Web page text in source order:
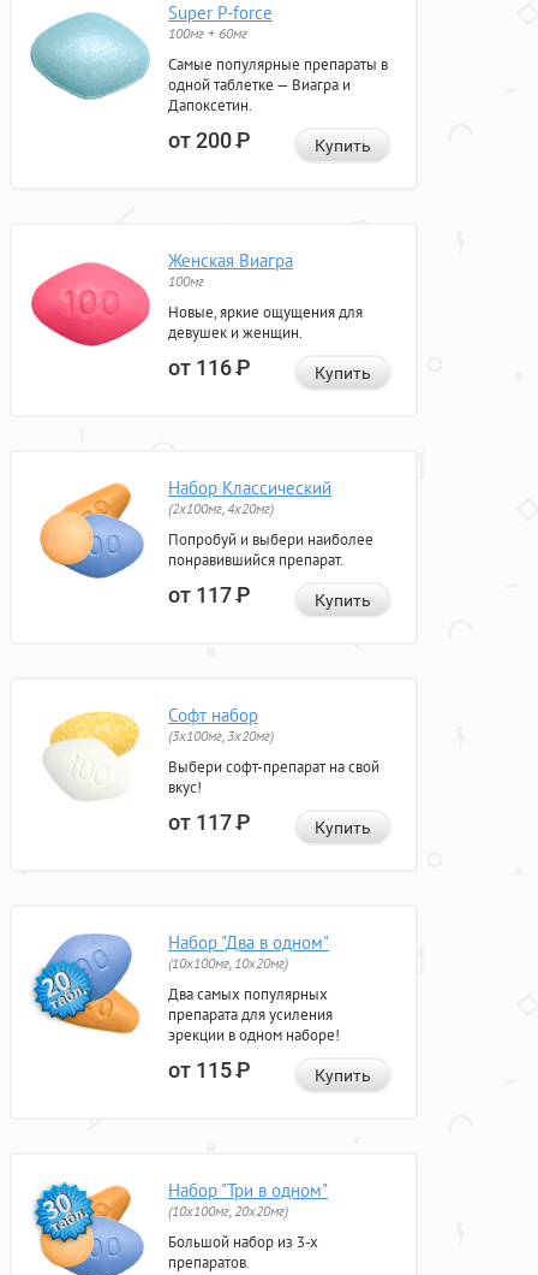
Super P-force
100мг + 60мг
Самые популярные препараты в
одной таблетке — Виагра и
Дапоксетин.
от 200Р Купить
Женская Виагра
100мг
Новые, яркие ощущения для
девушек и женщин.
от 116Р Купить
Набор Классический
(2x100мг, 4x20мг)
Попробуй и выбери наиболее
понравившийся препарат.
от 117Р Купить
Софт набор
(3x100мг, 3x20мг)
Выбери софт-препарат на свой
вкус!
от 117Р Купить
Набор "Два в одном"
(10x100мг, 10x20мг)
Два самых популярных
препарата для усиления
эрекции в одном наборе!
от 115Р Купить
Набор "Три в одном"
(10x100мг, 20x20мг)
Большой набор из 3-х
препаратов.